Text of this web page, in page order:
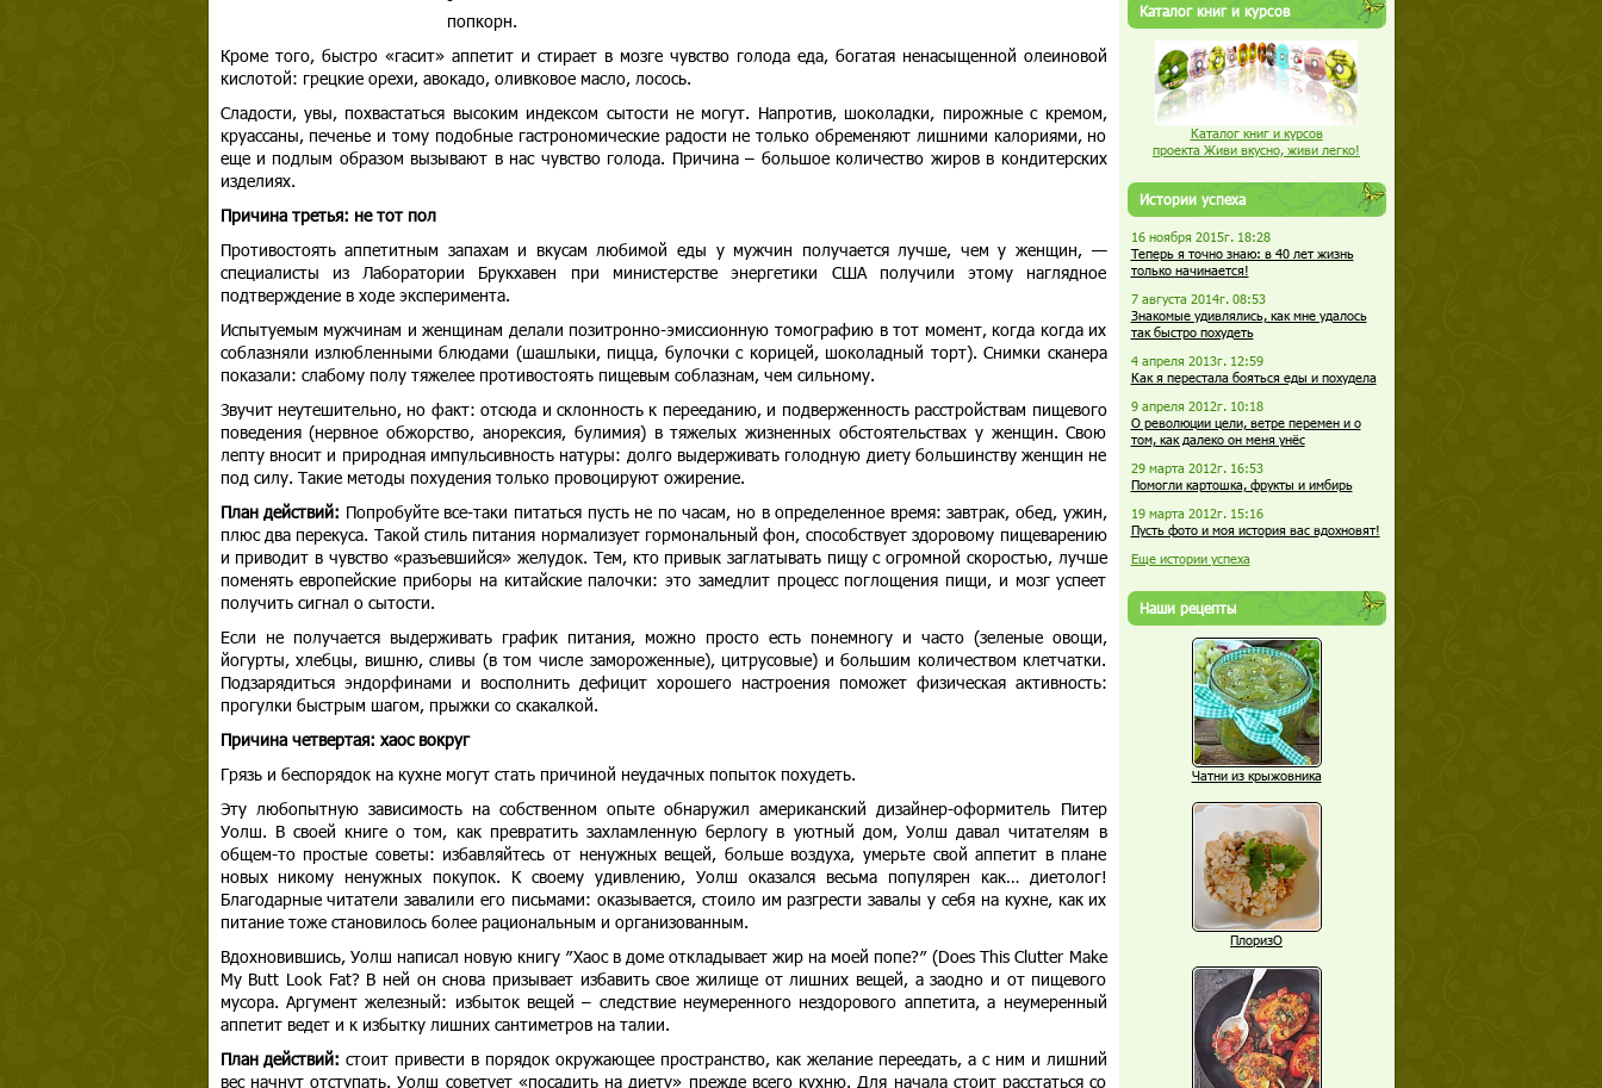
попкорн.
Кроме того, быстро «гасит» аппетит и стирает в мозге чувство голода еда, богатая ненасыщенной олеиновой
кислотой: грецкие орехи, авокадо, оливковое масло, лосось.
Сладости, увы, похвастаться высоким индексом сытости не могут. Напротив, шоколадки, пирожные с кремом,
круассаны, печенье и тому подобные гастрономические радости не только обременяют лишними калориями, но
еще и подлым образом вызывают в нас чувство голода. Причина – большое количество жиров в кондитерских
изделиях.
Причина третья: не тот пол
Противостоять аппетитным запахам и вкусам любимой еды у мужчин получается лучше, чем у женщин, —
специалисты из Лаборатории Брукхавен при министерстве энергетики США получили этому наглядное
подтверждение в ходе эксперимента.
Испытуемым мужчинам и женщинам делали позитронно-эмиссионную томографию в тот момент, когда когда их
соблазняли излюбленными блюдами (шашлыки, пицца, булочки с корицей, шоколадный торт). Снимки сканера
показали: слабому полу тяжелее противостоять пищевым соблазнам, чем сильному.
Звучит неутешительно, но факт: отсюда и склонность к перееданию, и подверженность расстройствам пищевого
поведения (нервное обжорство, анорексия, булимия) в тяжелых жизненных обстоятельствах у женщин. Свою
лепту вносит и природная импульсивность натуры: долго выдерживать голодную диету большинству женщин не
под силу. Такие методы похудения только провоцируют ожирение.
План действий: Попробуйте все-таки питаться пусть не по часам, но в определенное время: завтрак, обед, ужин,
плюс два перекуса. Такой стиль питания нормализует гормональный фон, способствует здоровому пищеварению
и приводит в чувство «разъевшийся» желудок. Тем, кто привык заглатывать пищу с огромной скоростью, лучше
поменять европейские приборы на китайские палочки: это замедлит процесс поглощения пищи, и мозг успеет
получить сигнал о сытости.
Если не получается выдерживать график питания, можно просто есть понемногу и часто (зеленые овощи,
йогурты, хлебцы, вишню, сливы (в том числе замороженные), цитрусовые) и большим количеством клетчатки.
Подзарядиться эндорфинами и восполнить дефицит хорошего настроения поможет физическая активность:
прогулки быстрым шагом, прыжки со скакалкой.
Причина четвертая: хаос вокруг
Грязь и беспорядок на кухне могут стать причиной неудачных попыток похудеть.
Эту любопытную зависимость на собственном опыте обнаружил американский дизайнер-оформитель Питер
Уолш. В своей книге о том, как превратить захламленную берлогу в уютный дом, Уолш давал читателям в
общем-то простые советы: избавляйтесь от ненужных вещей, больше воздуха, умерьте свой аппетит в плане
новых никому ненужных покупок. К своему удивлению, Уолш оказался весьма популярен как… диетолог!
Благодарные читатели завалили его письмами: оказывается, стоило им разгрести завалы у себя на кухне, как их
питание тоже становилось более рациональным и организованным.
Вдохновившись, Уолш написал новую книгу ″Хаос в доме откладывает жир на моей попе?″ (Does This Clutter Make
My Butt Look Fat? В ней он снова призывает избавить свое жилище от лишних вещей, а заодно и от пищевого
мусора. Аргумент железный: избыток вещей – следствие неумеренного нездорового аппетита, а неумеренный
аппетит ведет и к избытку лишних сантиметров на талии.
План действий: стоит привести в порядок окружающее пространство, как желание переедать, а с ним и лишний
вес начнут отступать. Уолш советует «посадить на диету» прежде всего кухню. Для начала стоит расстаться со
Каталог книг и курсов
Каталог книг и курсов
проекта Живи вкусно, живи легко!
Истории успеха
16 ноября 2015г. 18:28
Теперь я точно знаю: в 40 лет жизнь
только начинается!
7 августа 2014г. 08:53
Знакомые удивлялись, как мне удалось
так быстро похудеть
4 апреля 2013г. 12:59
Как я перестала бояться еды и похудела
9 апреля 2012г. 10:18
О революции цели, ветре перемен и о
том, как далеко он меня унёс
29 марта 2012г. 16:53
Помогли картошка, фрукты и имбирь
19 марта 2012г. 15:16
Пусть фото и моя история вас вдохновят!
Еще истории успеха
Наши рецепты
Чатни из крыжовника
ПлоризО